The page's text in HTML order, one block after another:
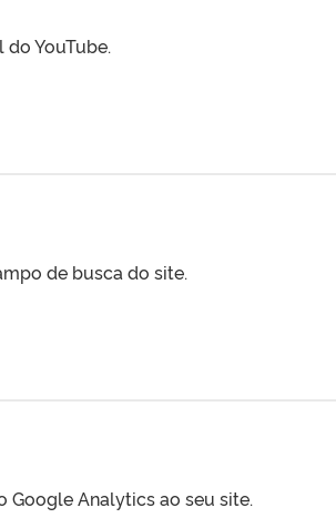
YouTube.
de busca do site.
Analytics ao seu site.